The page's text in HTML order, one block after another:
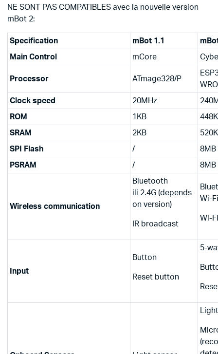
NE SONT PAS COMPATIBLES avec la nouvelle version
mBot 2:
Specification mBot 1.1
Main Control mCore
Processor ATmage328/P
Clock speed 20MHz
ROM 1KB
SRAM 2KB
SPI Flash / 8MB
PSRAM / 8MB
Wireless communication
Bluetooth
ili 2.4G (depends
on version)
IR broadcast
Wi-Fi
Wi-
Input
Button
Reset button
5-